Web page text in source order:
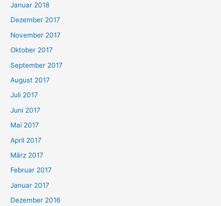
Januar 2018
Dezember 2017
November 2017
Oktober 2017
September 2017
August 2017
Juli 2017
Juni 2017
Mai 2017
April 2017
März 2017
Februar 2017
Januar 2017
Dezember 2016